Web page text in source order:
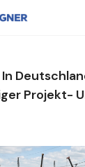
In
Projekt-